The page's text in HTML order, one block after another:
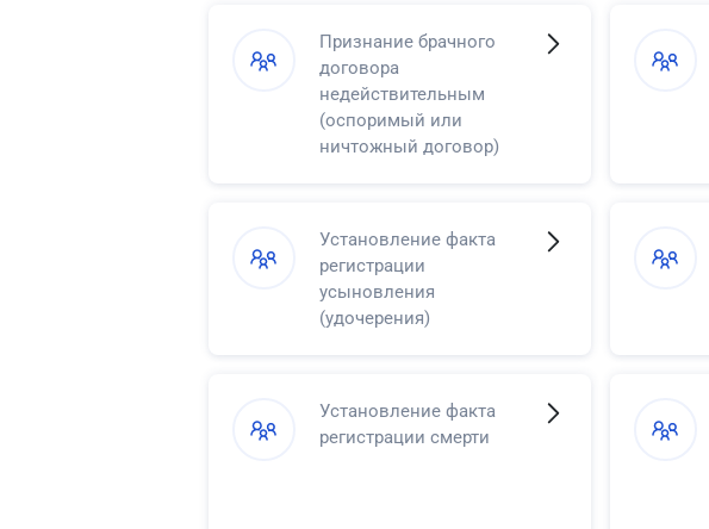
Признание брачного
договора
недействительным
(оспоримый или
ничтожный договор)
Установление факта
регистрации
усыновления
(удочерения)
Установление факта
регистрации смерти